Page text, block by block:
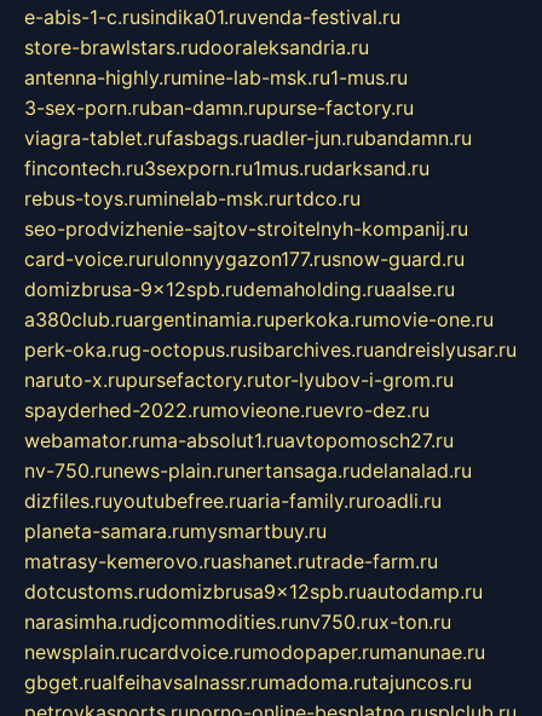
e-abis-1-c.rusindika01.ruvenda-festival.ru
store-brawlstars.rudooraleksandria.ru
antenna-highly.rumine-lab-msk.ru1-mus.ru
3-sex-porn.ruban-damn.rupurse-factory.ru
viagra-tablet.rufasbags.ruadler-jun.rubandamn.ru
fincontech.ru3sexporn.ru1mus.rudarksand.ru
rebus-toys.ruminelab-msk.rurtdco.ru
seo-prodvizhenie-sajtov-stroitelnyh-kompanij.ru
card-voice.rurulonnyygazon177.rusnow-guard.ru
domizbrusa-9x12spb.rudemaholding.ruaalse.ru
a380club.ruargentinamia.ruperkoka.rumovie-one.ru
perk-oka.rug-octopus.rusibarchives.ruandreislyusar.ru
naruto-x.rupursefactory.rutor-lyubov-i-grom.ru
spayderhed-2022.rumovieone.ruevro-dez.ru
webamator.ruma-absolut1.ruavtopomosch27.ru
nv-750.runews-plain.runertansaga.rudelanalad.ru
dizfiles.ruyoutubefree.ruaria-family.ruroadli.ru
planeta-samara.rumysmartbuy.ru
matrasy-kemerovo.ruashanet.rutrade-farm.ru
dotcustoms.rudomizbrusa9x12spb.ruautodamp.ru
narasimha.rudjcommodities.runv750.rux-ton.ru
newsplain.rucardvoice.rumodopaper.rumanunae.ru
gbget.rualfeihavsalnassr.rumadoma.rutajuncos.ru